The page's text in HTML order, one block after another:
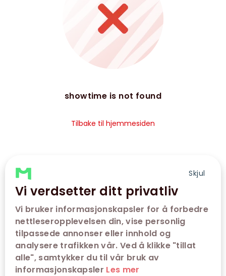
Skjul
Vi verdsetter ditt privatliv
Vi bruker informasjonskapsler for å forbedre
nettleseropplevelsen din, vise personlig
tilpassede annonser eller innhold og
analysere trafikken vår. Ved å klikke "tillat
alle", samtykker du til vår bruk av
informasjonskapsler Les mer
showtime is not found
Tilbake til hjemmesiden